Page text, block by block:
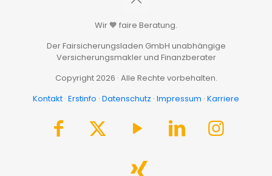
Wir 🧡 faire Beratung.
Der Fairsicherungsladen GmbH unabhängige
Versicherungsmakler und Finanzberater
Copyright 2026 · Alle Rechte vorbehalten.
Kontakt · Erstinfo · Datenschutz · Impressum · Karriere